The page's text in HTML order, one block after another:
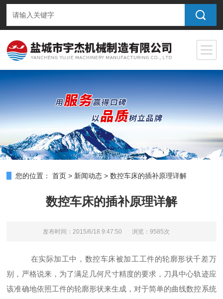
您的位置： 首页 > 新闻动态 >数控车床的插补原理详解
数控车床的插补原理详解
发布时间：2015/6/18 9:47:50 浏览：9585次
在实际加工中，数控车床被加工工件的轮廓形状千差万
别，严格说来，为了满足几何尺寸精度的要求，刀具中心轨迹应
该准确地依照工件的轮廓形状来生成，对于简单的曲线数控系统